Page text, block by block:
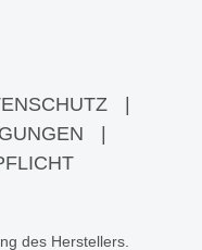
des Herstellers.